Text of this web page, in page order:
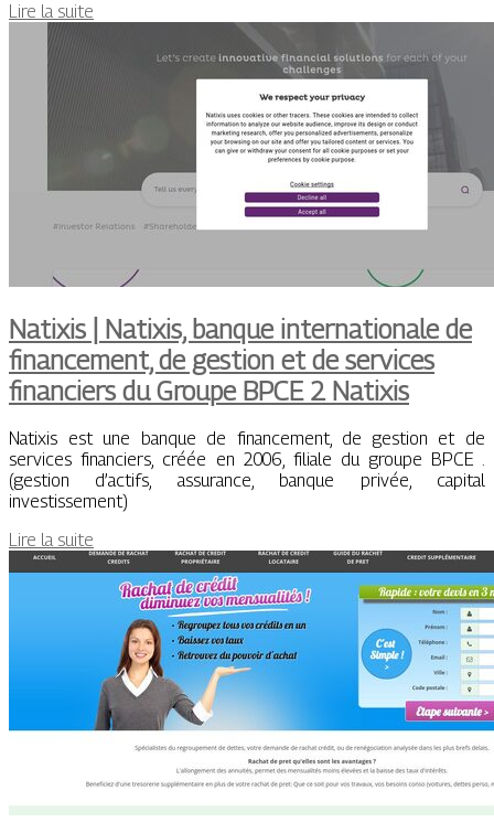
Lire la suite
Natixis | Natixis, banque in­ter­nationa­le de
financement, de gestion et de services
financiers du Groupe BPCE 2 Natixis
Natixis est une banque de financement, de gestion et de
services financiers, créée en 2006, filiale du groupe BPCE .
(gestion d’actifs, assurance, banque privée, capital
investissement)
Lire la suite